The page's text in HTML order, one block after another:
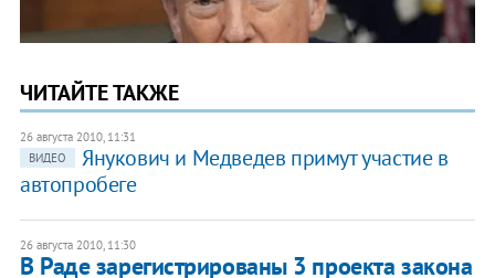
ЧИТАЙТЕ ТАКЖЕ
26 августа 2010, 11:31
ВИДЕО
Янукович и Медведев примут участие в
автопробеге
26 августа 2010, 11:30
В Раде зарегистрированы 3 проекта закона